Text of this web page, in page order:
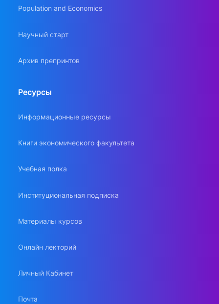
Population and Economics
Научный старт
Архив препринтов
Ресурсы
Информационные ресурсы
Книги экономического факультета
Учебная полка
Институциональная подписка
Материалы курсов
Онлайн лекторий
Личный Кабинет
Почта